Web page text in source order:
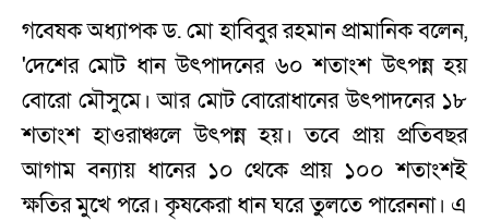
গবেষক অধ্যাপক ড. মো হাবিবুর রহমান প্রামানিক বলেন,
'দেশের মোট ধান উৎপাদনের ৬০ শতাংশ উৎপন্ন হয়
বোরো মৌসুমে। আর মোট বোরোধানের উৎপাদনের ১৮
শতাংশ হাওরাঞ্চলে উৎপন্ন হয়। তবে প্রায় প্রতিবছর
আগাম বন্যায় ধানের ১০ থেকে প্রায় ১০০ শতাংশই
ক্ষতির মুখে পরে। কৃষকেরা ধান ঘরে তুলতে পারেননা। এ